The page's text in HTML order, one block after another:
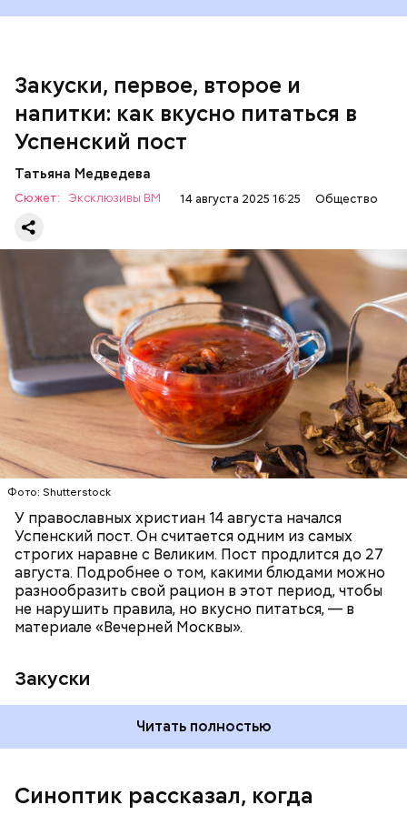
Закуски, первое, второе и
напитки: как вкусно питаться в
Успенский пост
Татьяна Медведева
Сюжет: Эксклюзивы ВМ 14 августа 2025 16:25 Общество
Фото: Shutterstock
У православных христиан 14 августа начался
Успенский пост. Он считается одним из самых
строгих наравне с Великим. Пост продлится до 27
августа. Подробнее о том, какими блюдами можно
разнообразить свой рацион в этот период, чтобы
не нарушить правила, но вкусно питаться, — в
материале «Вечерней Москвы».
Закуски
Баклажаны с овощами
зелень петрушки и укропа.
Читать полностью
ПРАВОСЛАВИЕ ЕДА РЕЦЕПТЫ
Синоптик рассказал, когда
По словам Вильфанда, с середины следующей
прогреваться, потому что на юг России придет
потепление. Температура воздуха будет там выше
Читайте также:Синоптик предупредил о переносе
купального сезона в Москве и Подмосковье